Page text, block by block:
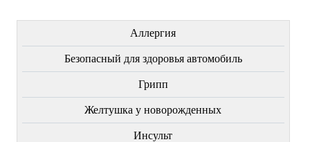
Аллергия
Безопасный для здоровья автомобиль
Грипп
Желтушка у новорожденных
Инсульт